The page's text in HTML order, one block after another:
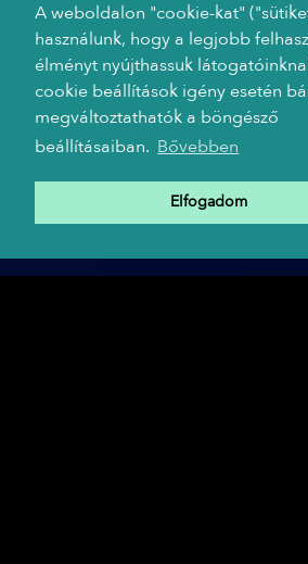
A weboldalon "cookie-kat"
használunk, hogy a legjobb
élményt nyújthassuk
cookie beállítások igény esetén
megváltoztathatók a böngésző
beállításaiban. Bővebben
Elfogadom